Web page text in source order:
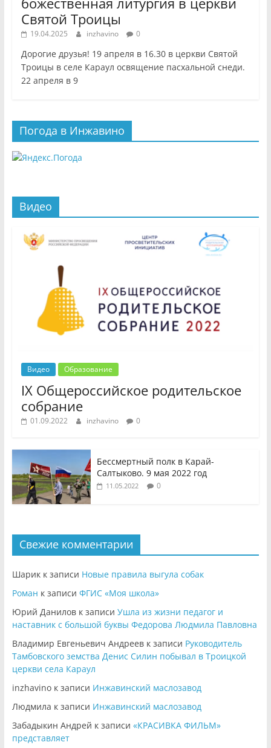
Святой Троицы
19.04.2025 inzhavino 0
Дорогие друзья! 19 апреля в 16.30 в церкви Святой
Троицы в селе Караул освящение пасхальной снеди.
22 апреля в 9
Погода в Инжавино
Видео
Видео Образование
IX Общероссийское родительское
собрание
01.09.2022 inzhavino 0
Бессмертный полк в Карай-
Салтыково. 9 мая 2022 год
11.05.2022 0
Свежие комментарии
Шарикк записи Новые правила выгула собак
Роман к записи ФГИС «Моя школа»
Юрий Даниловк записи Ушла из жизни педагог и
наставник с большой буквы Федорова Людмила Павловна
Владимир Евгеньевич Андреевк записи Руководитель
Тамбовского земства Денис Силин побывал в Троицкой
церкви села Караул
inzhavinoк записи Инжавинский маслозавод
Людмила к записи Инжавинский маслозавод
Забадыкин Андрей к записи «КРАСИВКА ФИЛЬМ»
представляет